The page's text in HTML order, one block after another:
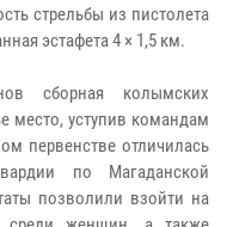
стрельбы из пистолета
эстафета 4 × 1,5 км.
сборная колымских
место, уступив командам
первенстве отличилась
по Магаданской
позволили взойти на